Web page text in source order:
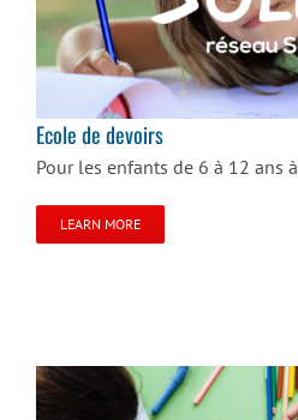
Ecole de
Ecole de devoirs
Pour les enfants de 6 à 12 ans
LEARN MORE